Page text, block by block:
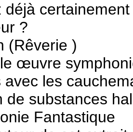
déjà
?
(Rêverie )
œuvre
avec les
de substances
Fantastique